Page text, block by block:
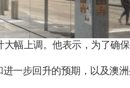
幅上调。他表示，为了确
一步回升的预期，以及澳